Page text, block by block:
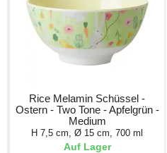
Rice Melamin Schüssel -
Ostern - Two Tone - Apfelgrün -
Medium
H 7,5 cm, Ø 15 cm, 700 ml
Auf Lager